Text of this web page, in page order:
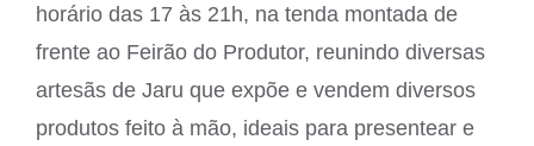
horário das 17 às 21h, na tenda montada de
frente ao Feirão do Produtor, reunindo diversas
artesãs de Jaru que expõe e vendem diversos
produtos feito à mão, ideais para presentear e